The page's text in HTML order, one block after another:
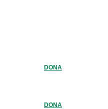
DONA
DONA